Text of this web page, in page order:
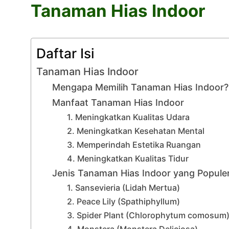
Tanaman Hias Indoor
Daftar Isi
Tanaman Hias Indoor
Mengapa Memilih Tanaman Hias Indoor?
Manfaat Tanaman Hias Indoor
1. Meningkatkan Kualitas Udara
2. Meningkatkan Kesehatan Mental
3. Memperindah Estetika Ruangan
4. Meningkatkan Kualitas Tidur
Jenis Tanaman Hias Indoor yang
1. Sansevieria (Lidah Mertua)
2. Peace Lily (Spathiphyllum)
3. Spider Plant (Chlorophytum comosum)